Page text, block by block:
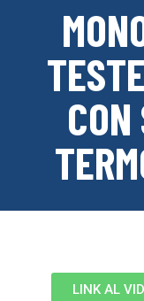
LINK AL